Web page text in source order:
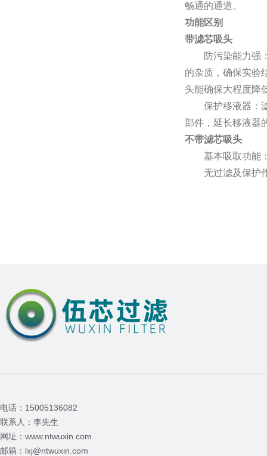
畅通的通道。
功能区别
带滤芯吸头
防污染能力强
的杂质，确保实验
头能确保大程度降
保护移液器：
部件，延长移液器
不带滤芯吸头
基本吸取功能
无过滤及保护
电话：15005136082
联系人：李先生
网址：www.ntwuxin.com
邮箱：lxj@ntwuxin.com